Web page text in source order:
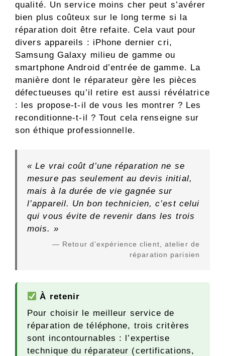
qualité. Un service moins cher peut s’avérer
bien plus coûteux sur le long terme si la
réparation doit être refaite. Cela vaut pour
divers appareils : iPhone dernier cri,
Samsung Galaxy milieu de gamme ou
smartphone Android d’entrée de gamme. La
manière dont le réparateur gère les pièces
défectueuses qu’il retire est aussi révélatrice
: les propose-t-il de vous les montrer ? Les
reconditionne-t-il ? Tout cela renseigne sur
son éthique professionnelle.
« Le vrai coût d’une réparation ne se
mesure pas seulement au devis initial,
mais à la durée de vie gagnée sur
l’appareil. Un bon technicien, c’est celui
qui vous évite de revenir dans les trois
mois. »
— Retour d’expérience client, atelier de
réparation parisien
À retenir
Pour choisir le meilleur service de
réparation de téléphone, trois critères
sont incontournables : l’expertise
technique du réparateur (certifications,